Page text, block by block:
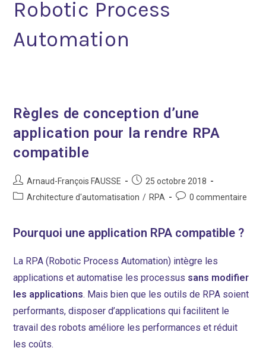
Robotic Process
Automation
Règles de conception d’une
application pour la rendre RPA
compatible
Auteur/autrice
de
Arnaud-François FAUSSE
Post
published:
25 octobre 2018
PostArchitecture d'automatisation / RPA
Post0 commentaire
Pourquoi une application RPA compatible ?
La RPA (Robotic Process Automation) intègre les
applications et automatise les processus sans modifier
les applications. Mais bien que les outils de RPA soient
performants, disposer d’applications qui facilitent le
travail des robots améliore les performances et réduit
les coûts.